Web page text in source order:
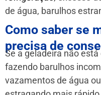
de água, barulhos
Como saber se
precisa de
Se a geladeira não
fazendo barulhos
vazamentos de água